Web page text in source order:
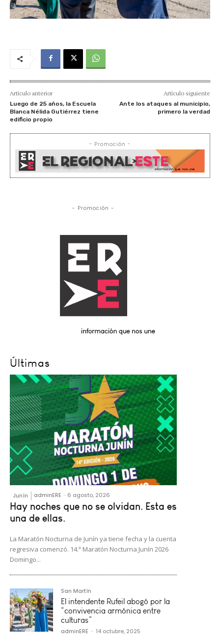
Artículo anterior
Luego de 25 años, la Escuela
Blanca Nélida Gutiérrez tiene
edificio propio
Artículo siguiente
Ante los ataques al municipio,
primero la verdad
- Promoción -
- Promoción -
Últimas
Junín adminERE - 6 agosto, 2026
Hay noches que no se olvidan. Esta es
una de ellas.
La Maratón Nocturna de Junín ya tiene fecha y la cuenta
regresiva comenzó. 14.ª Maratón Nocturna Junín 2026
Domingo...
San Martín
El intendente Rufeil abogó por la
“convivencia armónica entre
culturas”
adminERE - 14 octubre, 2025